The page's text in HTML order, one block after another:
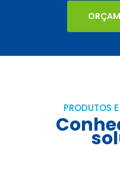
PRODUTOS